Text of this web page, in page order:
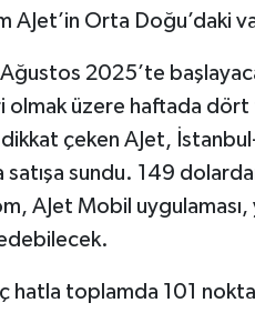
AJet’in Orta Doğu’daki
2025’te
olmak üzere haftada
çeken AJet,
satışa sundu. 149
AJet Mobil
hatla toplamda 101